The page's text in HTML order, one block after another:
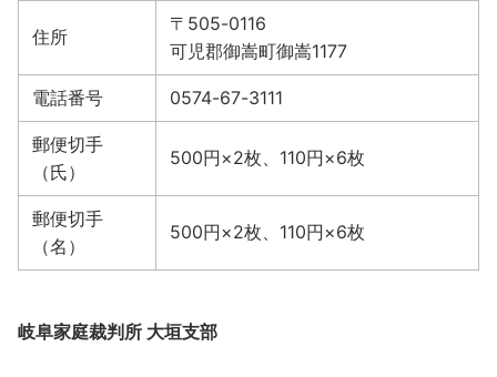
住所
〒505-0116
可児郡御嵩町御嵩1177
電話番号 0574-67-3111
郵便切手
（氏）
500円×2枚、110円×6枚
郵便切手
（名）
500円×2枚、110円×6枚
岐阜家庭裁判所 大垣支部